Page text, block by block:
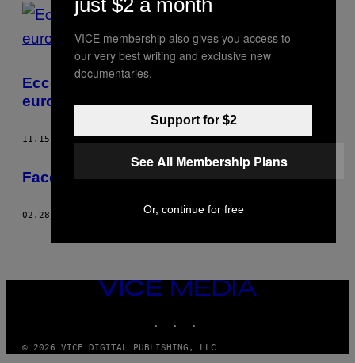
Ecco com’è prendere un volo da 20.000
euro
11.15.17 DILUKE WINKIE
Facebook vende prodotti contraffatti?
02.28.13
VICE
MEDIA
© 2026 VICE DIGITAL PUBLISHING, LLC
VICE membership also gives you access to
our very best writing and exclusive new
documentaries.
Support for $2
See All Membership Plans
Or, continue for free